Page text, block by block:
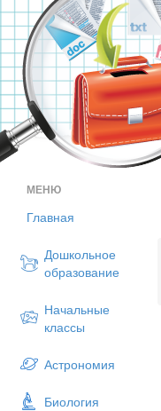
МЕНЮ
Главная
Дошкольное
образование
Начальные
классы
Астрономия
Биология